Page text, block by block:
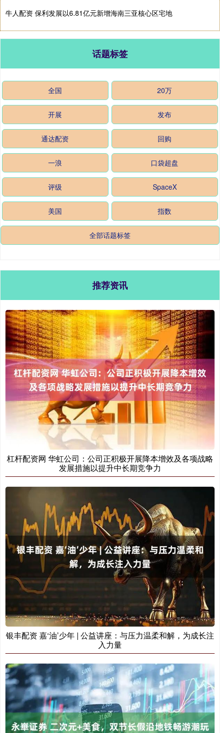
牛人配资 保利发展以6.81亿元新增海南三亚核心区宅地
话题标签
全国 20万
开展 发布
通达配资 回购
一浪 口袋超盘
评级 SpaceX
美国 指数
全部话题标签
推荐资讯
杠杆配资网 华虹公司：公司正积极开展降本增效及各项战略
发展措施以提升中长期竞争力
银丰配资 嘉‘油’少年 | 公益讲座：与压力温柔和解，为成长注
入力量